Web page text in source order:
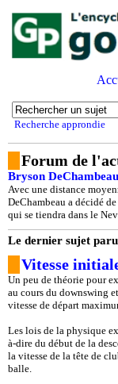
Recherche approndie
Forum de
Bryson
Avec une distance
DeChambeau a décidé
qui se tiendra dans le
Le dernier sujet paru
Vitesse
Un peu de théorie pour
au cours du downswing
vitesse de départ
Les lois de la physique
à-dire du début de la
la vitesse de la tête de
balle.